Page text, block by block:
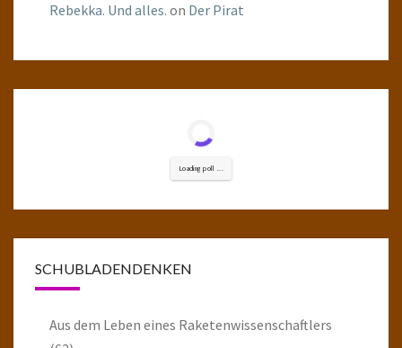
Rebekka. Und alles. on Der Pirat
Loading poll ...
SCHUBLADENDENKEN
Aus dem Leben eines Raketenwissenschaftlers